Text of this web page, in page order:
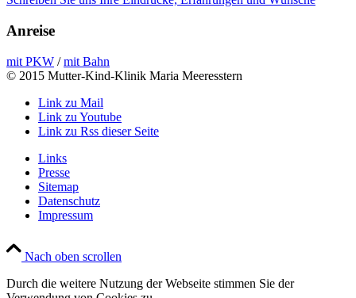
Anreise
mit PKW /mit Bahn
© 2015 Mutter-Kind-Klinik Maria Meeresstern
Link zu Mail
Link zu Youtube
Link zu Rss dieser Seite
Links
Presse
Sitemap
Datenschutz
Impressum
Nach oben scrollen
Durch die weitere Nutzung der Webseite stimmen Sie der